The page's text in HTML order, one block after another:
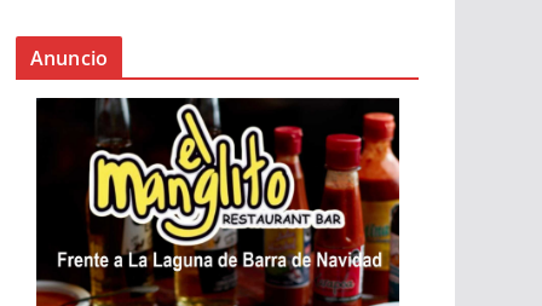
Anuncio